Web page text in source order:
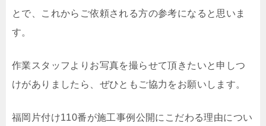
とで、これからご依頼される方の参考になると思いま
す。
作業スタッフよりお写真を撮らせて頂きたいと申しつ
けがありましたら、ぜひともご協力をお願いします。
福岡片付け110番が施工事例公開にこだわる理由につい